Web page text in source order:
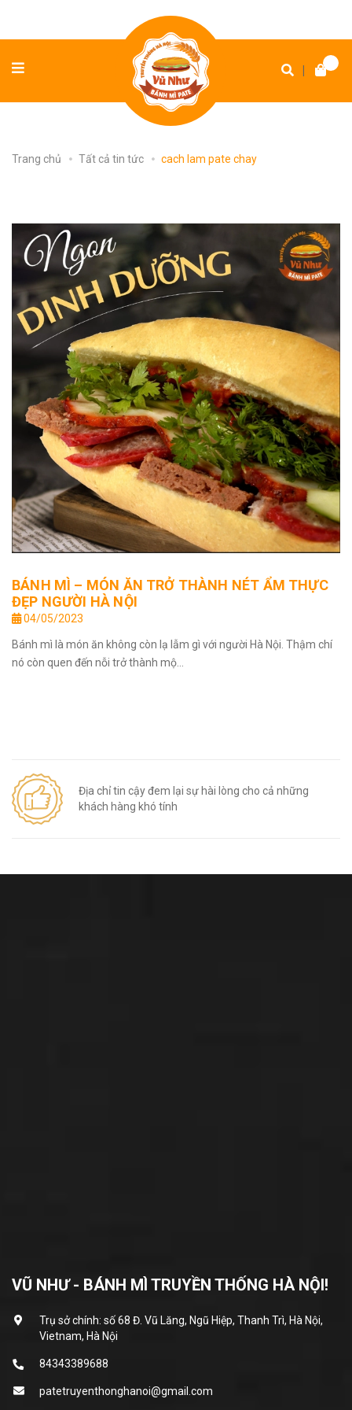
|
Trang chủ Tất cả tin tức cach lam pate chay
BÁNH MÌ – MÓN ĂN TRỞ THÀNH NÉT ẨM THỰC
ĐẸP NGƯỜI HÀ NỘI
04/05/2023
Bánh mì là món ăn không còn lạ lẫm gì với người Hà Nội. Thậm chí
nó còn quen đến nỗi trở thành mộ...
Địa chỉ tin cậy đem lại sự hài lòng cho cả những
khách hàng khó tính
VŨ NHƯ - BÁNH MÌ TRUYỀN THỐNG HÀ NỘI!
Trụ sở chính: số 68 Đ. Vũ Lăng, Ngũ Hiệp, Thanh Trì, Hà Nội,
Vietnam, Hà Nội
84343389688
patetruyenthonghanoi@gmail.com